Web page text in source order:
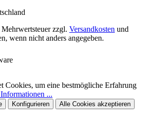
zzgl. Versandkosten und
wenn nicht anders angegeben.
Cookies, um eine bestmögliche Erfahrung
...
Konfigurieren Alle Cookies akzeptieren